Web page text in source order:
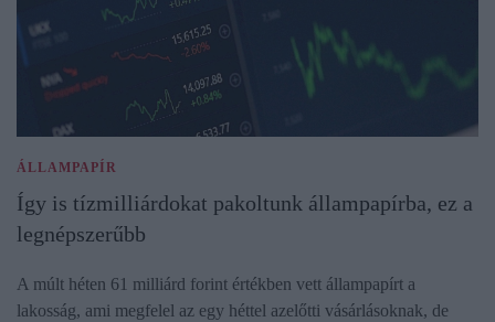
ÁLLAMPAPÍR
Így is tízmilliárdokat pakoltunk állampapírba, ez a
legnépszerűbb
A múlt héten 61 milliárd forint értékben vett állampapírt a
lakosság, ami megfelel az egy héttel azelőtti vásárlásoknak, de